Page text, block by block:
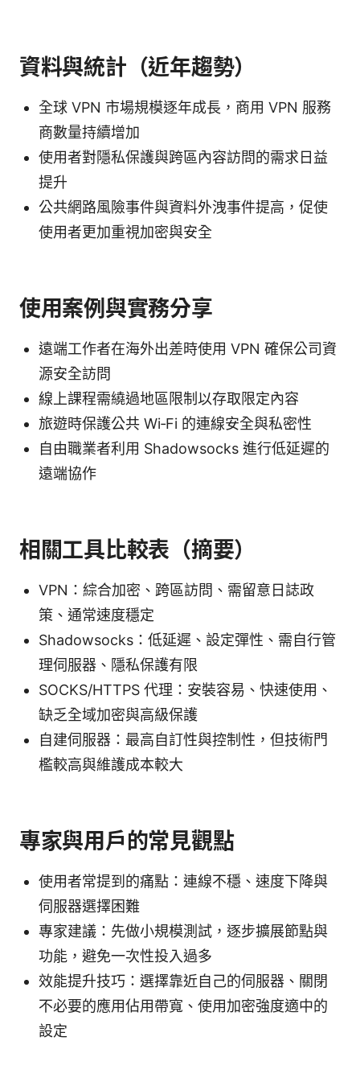
資料與統計（近年趨勢）
全球 VPN 市場規模逐年成長，商用 VPN 服務
商數量持續增加
使用者對隱私保護與跨區內容訪問的需求日益
提升
公共網路風險事件與資料外洩事件提高，促使
使用者更加重視加密與安全
使用案例與實務分享
遠端工作者在海外出差時使用 VPN 確保公司資
源安全訪問
線上課程需繞過地區限制以存取限定內容
旅遊時保護公共 Wi‑Fi 的連線安全與私密性
自由職業者利用 Shadowsocks 進行低延遲的
遠端協作
相關工具比較表（摘要）
VPN：綜合加密、跨區訪問、需留意日誌政
策、通常速度穩定
Shadowsocks：低延遲、設定彈性、需自行管
理伺服器、隱私保護有限
SOCKS/HTTPS 代理：安裝容易、快速使用、
缺乏全域加密與高級保護
自建伺服器：最高自訂性與控制性，但技術門
檻較高與維護成本較大
專家與用戶的常見觀點
使用者常提到的痛點：連線不穩、速度下降與
伺服器選擇困難
專家建議：先做小規模測試，逐步擴展節點與
功能，避免一次性投入過多
效能提升技巧：選擇靠近自己的伺服器、關閉
不必要的應用佔用帶寬、使用加密強度適中的
設定